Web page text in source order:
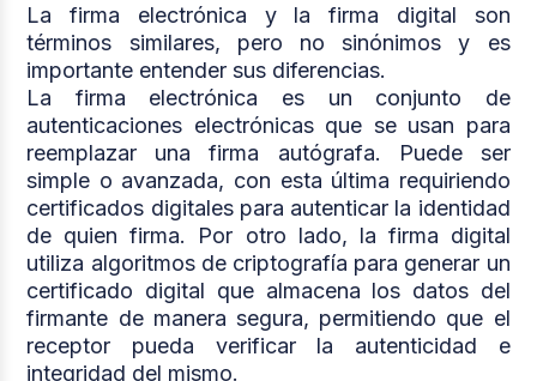
La firma electrónica y la firma digital son
términos similares, pero no sinónimos y es
importante entender sus diferencias.
La firma electrónica es un conjunto de
autenticaciones electrónicas que se usan para
reemplazar una firma autógrafa. Puede ser
simple o avanzada, con esta última requiriendo
certificados digitales para autenticar la identidad
de quien firma. Por otro lado, la firma digital
utiliza algoritmos de criptografía para generar un
certificado digital que almacena los datos del
firmante de manera segura, permitiendo que el
receptor pueda verificar la autenticidad e
integridad del mismo.